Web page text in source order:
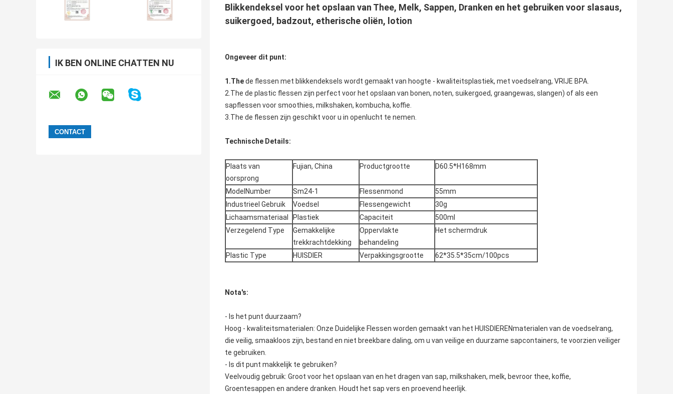
IK BEN ONLINE CHATTEN NU
Blikkendeksel voor het opslaan van Thee, Melk, Sappen, Dranken en het gebruiken voor slasaus,
suikergoed, badzout, etherische oliën, lotion
Ongeveer dit punt:
1.Thede flessen met blikkendeksels wordt gemaakt van hoogte - kwaliteitsplastiek, met voedselrang, VRIJE BPA.
2.The de plastic flessen zijn perfect voor het opslaan van bonen, noten, suikergoed, graangewas, slangen) of als een
sapflessen voor smoothies, milkshaken, kombucha, koffie.
3.The de flessen zijn geschikt voor u in openlucht te nemen.
Technische Details:
Plaats van
oorsprong
Fujian, China Productgrootte D60.5*H168mm
ModelNumber Sm24-1 Flessenmond
55mm
Industrieel Gebruik
Voedsel Flessengewicht
30g
Lichaamsmateriaal
Plastiek Capaciteit
500ml
Verzegelend Type
Gemakkelijke
trekkrachtdekking
Oppervlakte
behandeling
Het schermdruk
Plastic Type HUISDIER Verpakkingsgrootte 62*35.5*35cm/100pcs
Nota's:
- Is het punt duurzaam?
Hoog - kwaliteitsmaterialen: Onze Duidelijke Flessen worden gemaakt van het HUISDIERENmaterialen van de voedselrang,
die veilig, smaakloos zijn, bestand en niet breekbare daling, om u van veilige en duurzame sapcontainers, te voorzien veiliger
te gebruiken.
- Is dit punt makkelijk te gebruiken?
Veelvoudig gebruik: Groot voor het opslaan van en het dragen van sap, milkshaken, melk, bevroor thee, koffie,
Groentesappen en andere dranken. Houdt het sap vers en proevend heerlijk.